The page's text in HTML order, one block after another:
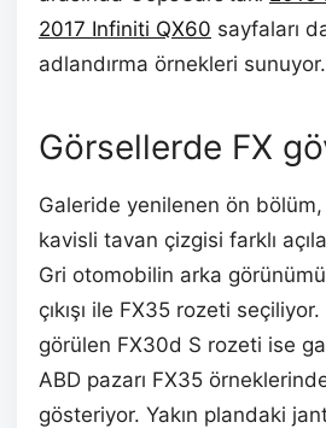
2017 Infiniti QX60 sayfaları
adlandırma örnekleri sunuyor.
Görsellerde FX
Galeride yenilenen ön
kavisli tavan çizgisi farklı
Gri otomobilin arka
çıkışı ile FX35 rozeti
görülen FX30d S rozeti ise
ABD pazarı FX35
gösteriyor. Yakın plandaki